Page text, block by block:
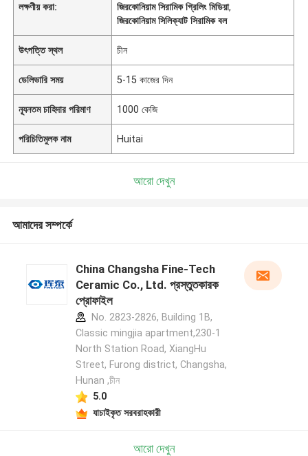
লক্ষণীয় করা:
জিরকোনিয়াম সিরামিক গ্রিলিং মিডিয়া,
জিরকোনিয়াম সিলিক্যাট সিরামিক বল
উৎপত্তি স্থল চীন
ডেলিভারি সময় 5-15 কাজের দিন
ন্যূনতম চাহিদার পরিমাণ 1000 কেজি
পরিচিতিমুলক নাম Huitai
আরো দেখুন
আমাদের সম্পর্কে
China Changsha Fine-Tech
Ceramic Co., Ltd. প্রস্তুতকারক
প্রোফাইল
No. 2823-2826, Building 1B,
Classic mingjia apartment,230-1
North Station Road, XiangHu
Street, Furong district, Changsha,
Hunan ,চীন
5.0
যাচাইকৃত সরবরাহকারী
আরো দেখুন